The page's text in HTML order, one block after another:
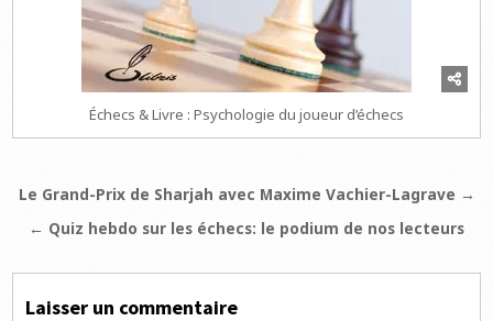
Échecs & Livre : Psychologie du joueur d’échecs
Navigation
de
Le Grand-Prix de Sharjah avec Maxime Vachier-Lagrave →
← Quiz hebdo sur les échecs: le podium de nos lecteurs
Laisser un commentaire